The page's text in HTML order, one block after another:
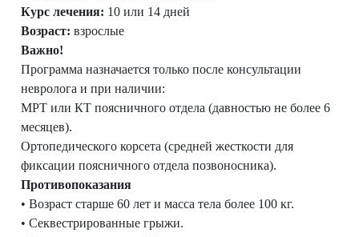
Курс лечения: 10 или 14 дней
Возраст: взрослые
Важно!
Программа назначается только после консультации
невролога и при наличии:
МРТ или КТ поясничного отдела (давностью не более 6
месяцев).
Ортопедического корсета (средней жесткости для
фиксации поясничного отдела позвоносника).
Противопоказания
• Возраст старше 60 лет и масса тела более 100 кг.
• Секвестрированные грыжи.